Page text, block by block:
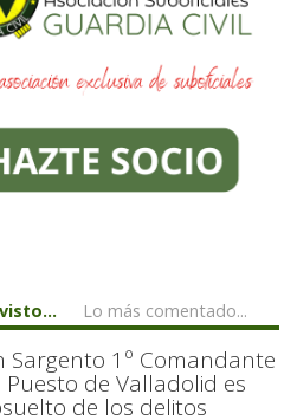
Lo más comentado...
Sargento 1º Comandante
Puesto de Valladolid es
de los delitos